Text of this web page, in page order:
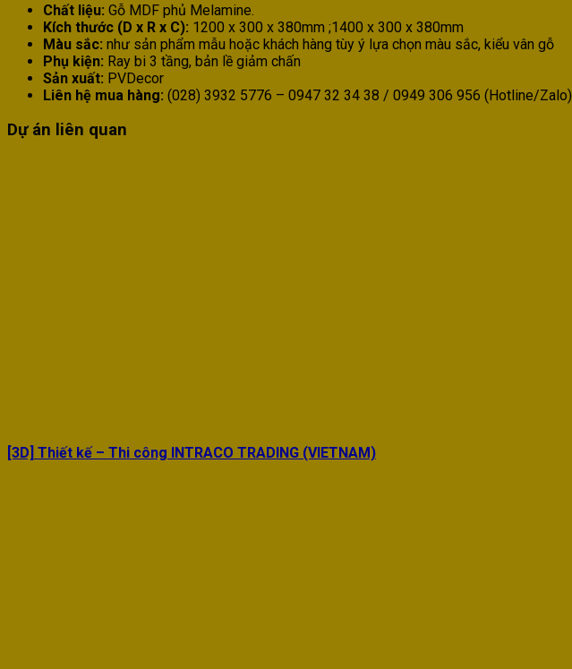
Chất liệu: Gỗ MDF phủ Melamine.
Kích thước (D x R x C): 1200 x 300 x 380mm ;1400 x 300 x 380mm
Màu sắc: như sản phẩm mẫu hoặc khách hàng tùy ý lựa chọn màu sắc, kiểu vân gỗ
Phụ kiện: Ray bi 3 tầng, bản lề giảm chấn
Sản xuất: PVDecor
Liên hệ mua hàng: (028) 3932 5776 – 0947 32 34 38 / 0949 306 956 (Hotline/Zalo)
Dự án liên quan
[3D] Thiết kế – Thi công INTRACO TRADING (VIETNAM)